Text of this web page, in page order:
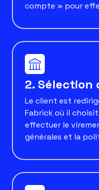
compte » pour
2. Sélection
Le client est
Fabrick où il
effectuer le
générales et la